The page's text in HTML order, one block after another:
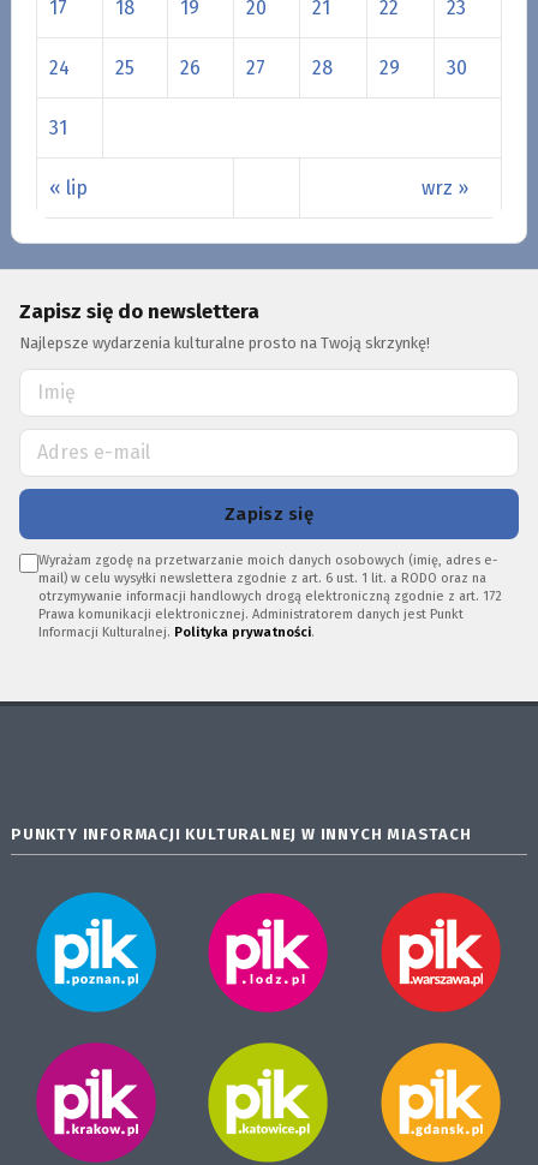
« lip wrz »
17 18 19 20 21 22 23
24 25 26 27 28 29 30
31
Zapisz się do newslettera
Najlepsze wydarzenia kulturalne prosto na Twoją skrzynkę!
Zapisz się
Wyrażam zgodę na przetwarzanie moich danych osobowych (imię, adres e-
mail) w celu wysyłki newslettera zgodnie z art. 6 ust. 1 lit. a RODO oraz na
otrzymywanie informacji handlowych drogą elektroniczną zgodnie z art. 172
Prawa komunikacji elektronicznej. Administratorem danych jest Punkt
Informacji Kulturalnej. Polityka prywatności.
PUNKTY INFORMACJI KULTURALNEJ W INNYCH MIASTACH